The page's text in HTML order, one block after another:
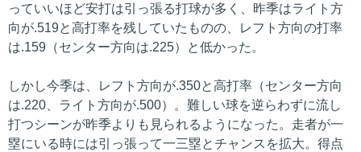
っていいほど安打は引っ張る打球が多く、昨季はライト方
向が.519と高打率を残していたものの、レフト方向の打率
は.159（センター方向は.225）と低かった。
しかし今季は、レフト方向が.350と高打率（センター方向
は.220、ライト方向が.500）。難しい球を逆らわずに流し
打つシーンが昨季よりも見られるようになった。走者が一
塁にいる時には引っ張って一三塁とチャンスを拡大。得点